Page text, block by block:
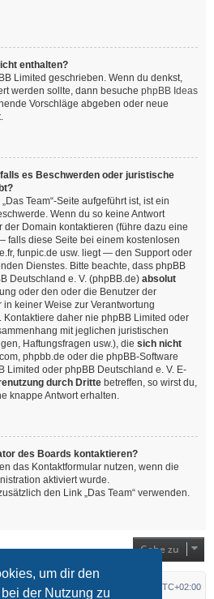
um dir den
der Nutzung zu
enthalten?
Limited geschrieben. Wenn du denkst,
werden sollte, dann besuche phpBB Ideas
Vorschläge abgeben oder neue
es Beschwerden oder juristische
Team“-Seite aufgeführt ist, ist ein
Wenn du so keine Antwort
der Domain kontaktieren (führe dazu eine
falls diese Seite bei einem kostenlosen
funpic.de usw. liegt — den Support oder
Dienstes. Bitte beachte, dass phpBB
Deutschland e. V. (phpBB.de) absolut
oder den oder die Benutzer der
keiner Weise zur Verantwortung
daher nie phpBB Limited oder
mit jeglichen juristischen
Haftungsfragen usw.), die sich nicht
phpbb.de oder die phpBB-Software
Limited oder phpBB Deutschland e. V. E-
durch Dritte betreffen, so wirst du,
knappe Antwort erhalten.
des Boards kontaktieren?
das Kontaktformular nutzen, wenn die
aktiviert wurde.
den Link „Das Team“ verwenden.
Gehe zu
UTC+02:00